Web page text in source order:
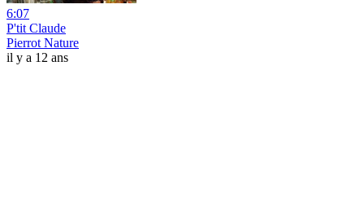
6:07
P'tit Claude
Pierrot Nature
il y a 12 ans